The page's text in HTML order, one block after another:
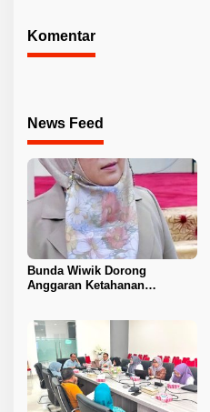
Komentar
News Feed
Bunda Wiwik Dorong
Anggaran Ketahanan